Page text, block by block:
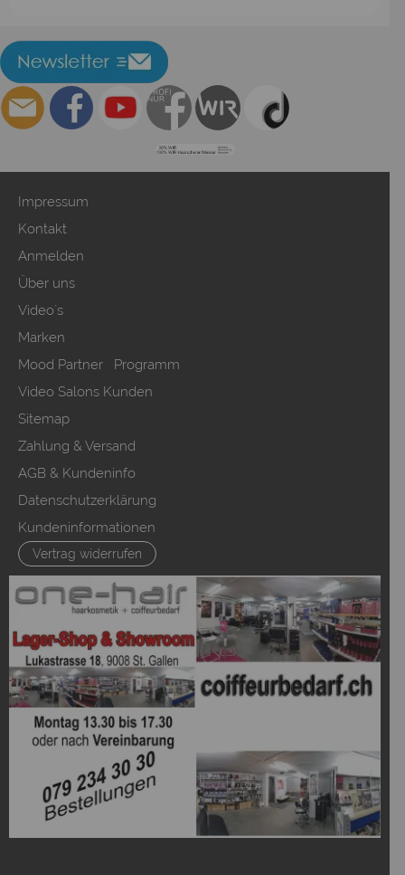
Impressum
Kontakt
Anmelden
Über uns
Video`s
Marken
Mood Partner Programm
Video Salons Kunden
Sitemap
Zahlung & Versand
AGB & Kundeninfo
Datenschutzerklärung
Kundeninformationen
Vertrag widerrufen